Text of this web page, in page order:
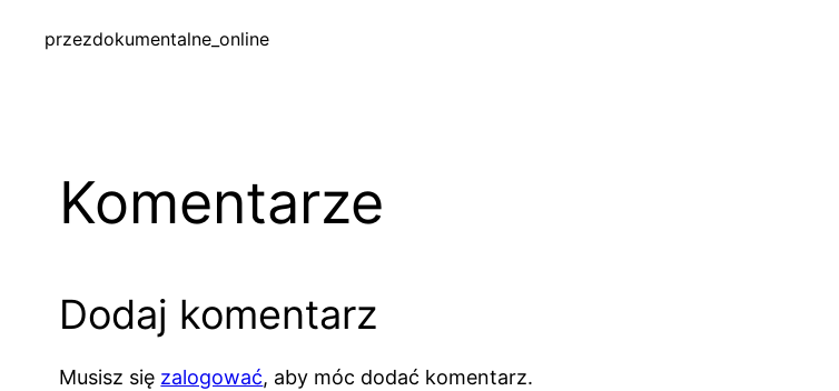
przezdokumentalne_online
Komentarze
Dodaj komentarz
Musisz się zalogować, aby móc dodać komentarz.